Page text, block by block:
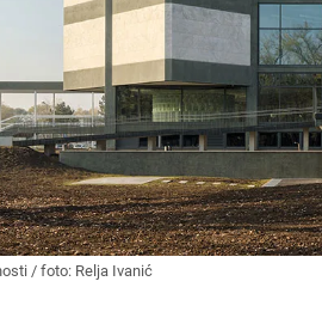
/ foto: Relja Ivanić